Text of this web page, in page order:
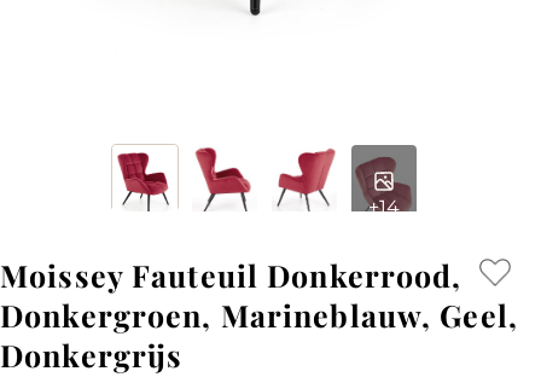
+14
Moissey Fauteuil Donkerrood,
Donkergroen, Marineblauw, Geel,
Donkergrijs